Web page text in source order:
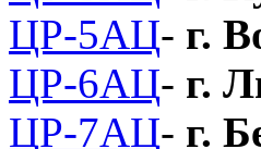
ЦР-5АЦ- г.
ЦР-6АЦ- г.
ЦР-7АЦ- г.